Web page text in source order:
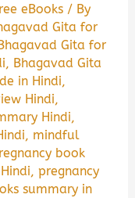
eBooks / By
Gita for
Gita for
, Bhagavad Gita
in Hindi,
Hindi,
Hindi,
, mindful
book
,pregnancy
summary in